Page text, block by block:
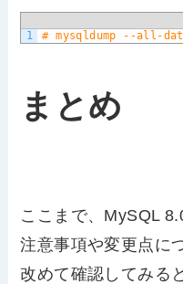
1
# mysqldump --all-
まとめ
ここまで、MySQL
注意事項や変更点に
改めて確認してみる